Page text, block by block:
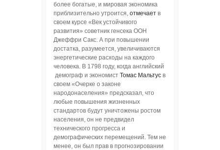
более богатые, и мировая экономика
приблизительно утроится, отмечает в
своем курсе «Век устойчивого
развития» советник генсека ООН
Джеффри Сакс. А при повышении
достатка, разумеется, увеличиваются
энергетические расходы на каждого
человека. В 1798 году, когда английский
демограф и экономист Томас Мальтус в
своем «Очерке о законе
народонаселения» предсказал, что
любые повышения жизненных
стандартов будут уничтожены ростом
населения, он не предвидел
технического прогресса и
демографических перемещений. Тем не
менее, он был прав в прогнозировании